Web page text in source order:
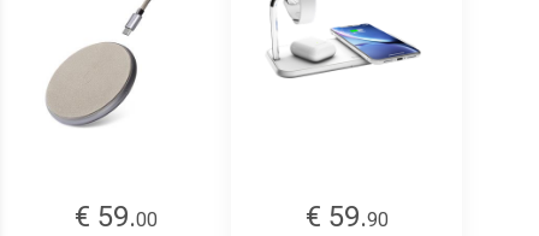
€ 59.00 € 59.90